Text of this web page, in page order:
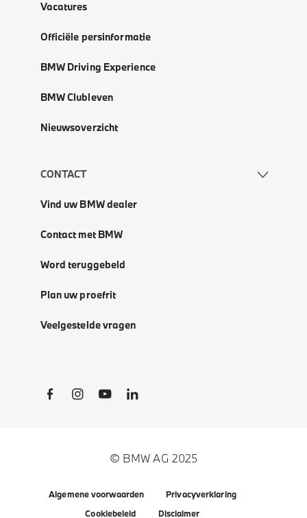
Vacatures
Officiële persinformatie
BMW Driving Experience
BMW Clubleven
Nieuwsoverzicht
CONTACT
Vind uw BMW dealer
Contact met BMW
Word teruggebeld
Plan uw proefrit
Veelgestelde vragen
Social Links
© BMW AG 2025
Algemene voorwaarden
Privacyverklaring
Cookiebeleid
Disclaimer